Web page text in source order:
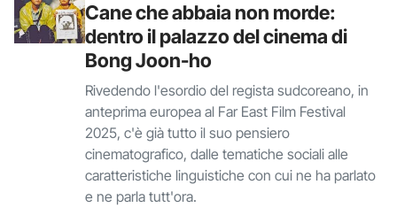
Cane che abbaia non morde:
dentro il palazzo del cinema di
Bong Joon-ho
Rivedendo l'esordio del regista sudcoreano, in
anteprima europea al Far East Film Festival
2025, c'è già tutto il suo pensiero
cinematografico, dalle tematiche sociali alle
caratteristiche linguistiche con cui ne ha parlato
e ne parla tutt'ora.